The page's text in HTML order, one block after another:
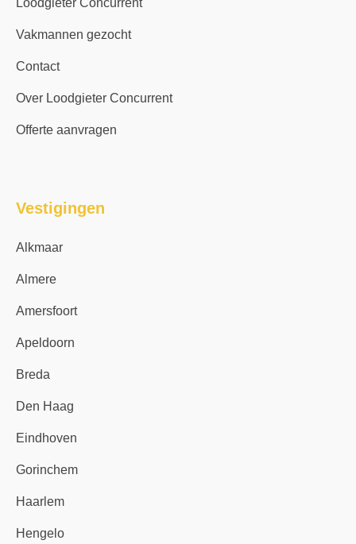
Loodgieter Concurrent
Vakmannen gezocht
Contact
Over Loodgieter Concurrent
Offerte aanvragen
Vestigingen
Alkmaar
Almere
Amersfoort
Apeldoorn
Breda
Den Haag
Eindhoven
Gorinchem
Haarlem
Hengelo